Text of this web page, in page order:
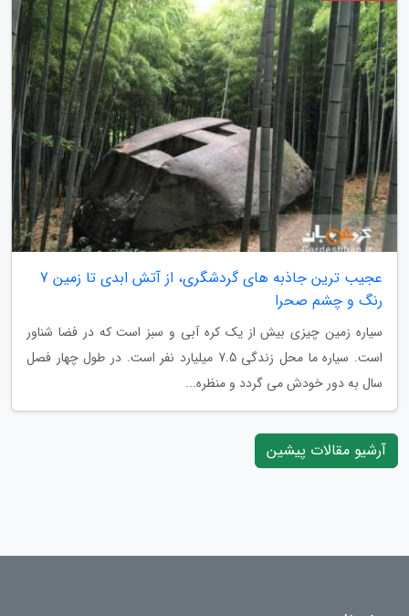
عجیب ترین جاذبه های گردشگری، از آتش ابدی تا زمین 7
رنگ و چشم صحرا
سیاره زمین چیزی بیش از یک کره آبی و سبز است که در فضا شناور
است. سیاره ما محل زندگی 7.5 میلیارد نفر است. در طول چهار فصل
سال به دور خودش می گردد و منظره...
آرشیو مقالات پیشین